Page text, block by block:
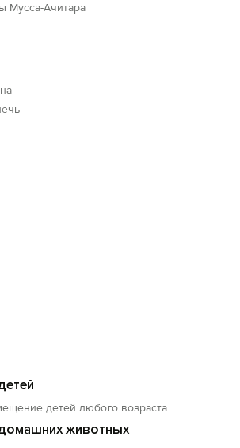
Мусса-Ачитара
детей любого возраста
животных